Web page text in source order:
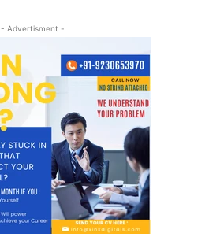
- Advertisment -